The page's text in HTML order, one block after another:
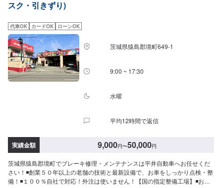
作業開始【4】仕上がり次第納車-----納期について-----納期は通常3日～5日程
さい。-----代車について-----無料の代車をご用意しています。お車の作業中は
代車をご利用ください。※代車の燃料代はお客様にご負担いただいておりま
す。-----ご来店時の注意、受付方法-----当工場は太田桐生インターチェンジか
ら５分入庫の際はお気をつけてお越しください。駐車スペースは工場前の空
いているスペースに駐車してください。受付はスタッフへ「メンテモで予約
しました」とお伝えください。ご案内いたします。【定休日・営業時間】定
休日：日曜日営業時間：9:00~19:00
スク・引きずり)
代車OK カードOK ローンOK
茨城県猿島郡境町649-1
9:00 ~ 17:30
水曜
平均12時間で返信
実績金額 9,000円〜50,000円
茨城県猿島郡境町でブレーキ修理・メンテナンスは平井自動車へお任せくだ
さい！◾創業５０年以上の老舗の技術と最新設備で、お車をしっかり点検・整
備！◾１００％自社で対応！外注は使いません！【国の指定整備工場】◾お車